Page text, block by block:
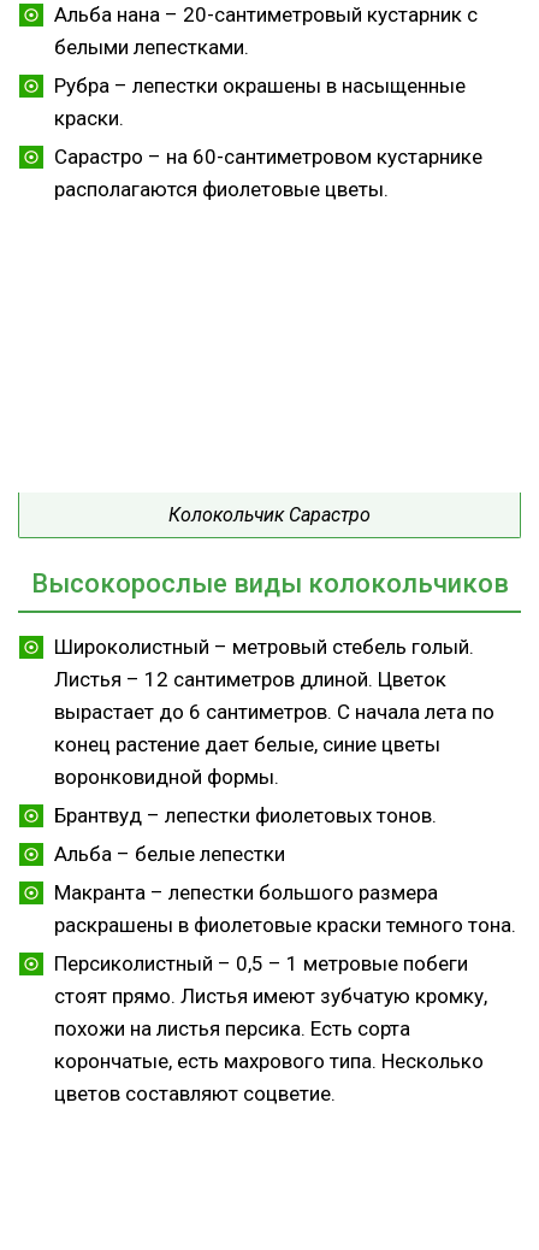
Альба нана – 20-сантиметровый кустарник с
белыми лепестками.
Рубра – лепестки окрашены в насыщенные
краски.
Сарастро – на 60-сантиметровом кустарнике
располагаются фиолетовые цветы.
Колокольчик Сарастро
Высокорослые виды колокольчиков
Широколистный – метровый стебель голый.
Листья – 12 сантиметров длиной. Цветок
вырастает до 6 сантиметров. С начала лета по
конец растение дает белые, синие цветы
воронковидной формы.
Брантвуд – лепестки фиолетовых тонов.
Альба – белые лепестки
Макранта – лепестки большого размера
раскрашены в фиолетовые краски темного тона.
Персиколистный – 0,5 – 1 метровые побеги
стоят прямо. Листья имеют зубчатую кромку,
похожи на листья персика. Есть сорта
корончатые, есть махрового типа. Несколько
цветов составляют соцветие.